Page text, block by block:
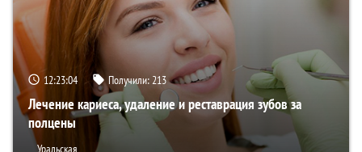
12:23:02 Получили:213
Лечение кариеса, удаление и реставрация зубов за
полцены
Уральская